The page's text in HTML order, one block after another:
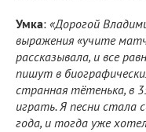
Умка: «Дорогой
выражения «учите
рассказывала, и все
пишут в
странная тётенька, в
играть. Я песни стала
года, и тогда уже